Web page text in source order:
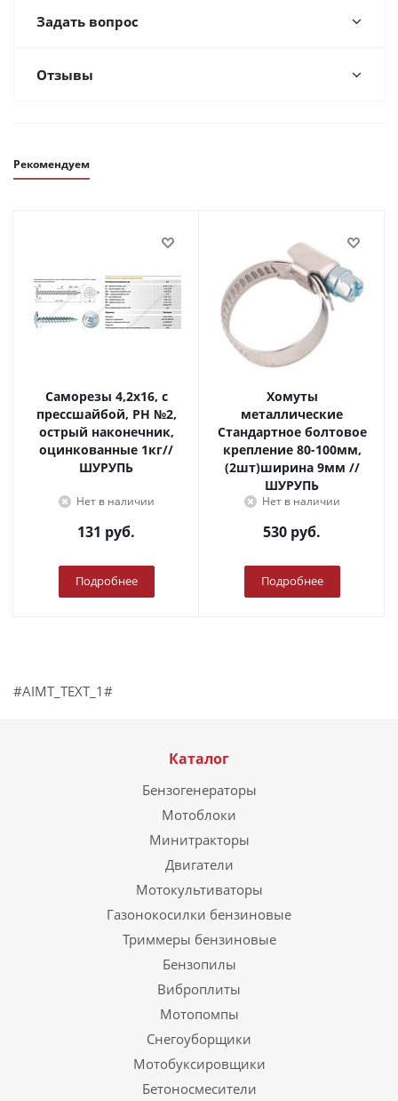
Задать вопрос
Отзывы
Рекомендуем
Саморезы 4,2х16, с
прессшайбой, PH №2,
острый наконечник,
оцинкованные 1кг//
ШУРУПЬ
Нет в наличии
131 руб.
Подробнее
Хомуты
металлические
Стандартное болтовое
крепление 80-100мм,
(2шт)ширина 9мм //
ШУРУПЬ
Нет в наличии
530 руб.
Подробнее
#AIMT_TEXT_1#
Каталог
Бензогенераторы
Мотоблоки
Минитракторы
Двигатели
Мотокультиваторы
Газонокосилки бензиновые
Триммеры бензиновые
Бензопилы
Виброплиты
Мотопомпы
Снегоуборщики
Мотобуксировщики
Бетоносмесители